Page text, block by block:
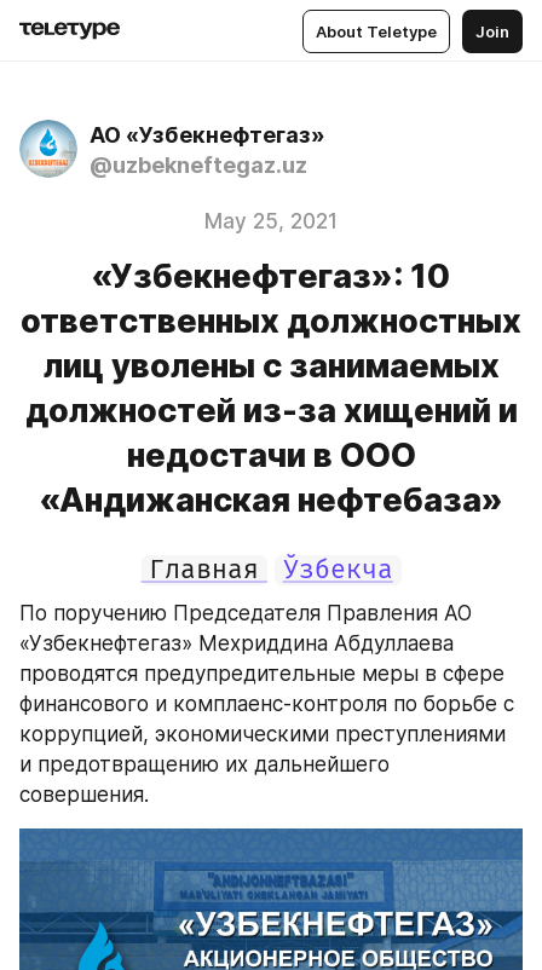
About Teletype Join
АО «Узбекнефтегаз»
@uzbekneftegaz.uz
May 25, 2021
«Узбекнефтегаз»: 10
ответственных должностных
лиц уволены с занимаемых
должностей из-за хищений и
недостачи в ООО
«Андижанская нефтебаза»
Главная Ўзбекча
По поручению Председателя Правления АО
«Узбекнефтегаз» Мехриддина Абдуллаева
проводятся предупредительные меры в сфере
финансового и комплаенс-контроля по борьбе с
коррупцией, экономическими преступлениями
и предотвращению их дальнейшего
совершения.